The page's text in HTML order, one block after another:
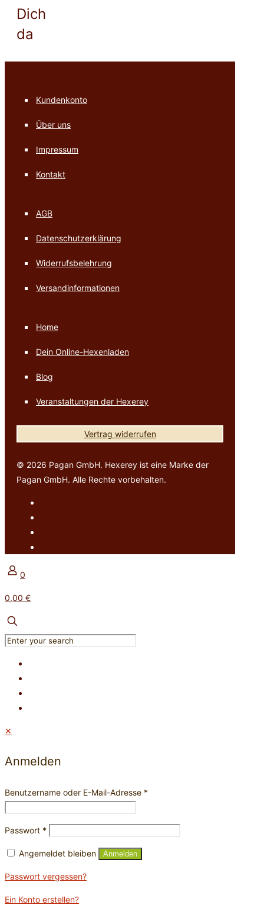
Dich
da
Kundenkonto
Über uns
Impressum
Kontakt
AGB
Datenschutzerklärung
Widerrufsbelehrung
Versandinformationen
Home
Dein Online-Hexenladen
Blog
Veranstaltungen der Hexerey
Vertrag widerrufen
© 2026 Pagan GmbH. Hexerey ist eine Marke der
Pagan GmbH. Alle Rechte vorbehalten.
0
0,00 €
✕
Anmelden
Benutzername oder E-Mail-Adresse *
Passwort *
Angemeldet bleiben Anmelden
Passwort vergessen?
Ein Konto erstellen?